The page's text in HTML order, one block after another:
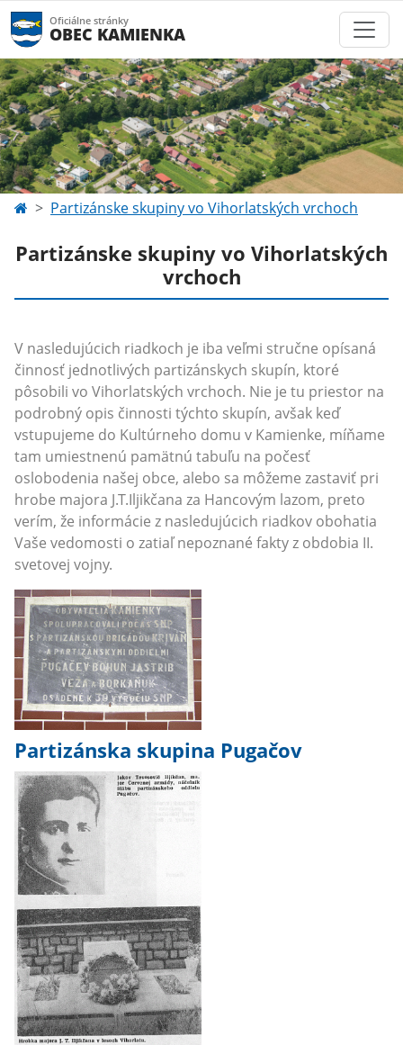
Oficiálne stránky
OBEC KAMIENKA
Partizánske skupiny vo Vihorlatských vrchoch
Partizánske skupiny vo Vihorlatských
vrchoch
V nasledujúcich riadkoch je iba veľmi stručne opísaná
činnosť jednotlivých partizánskych skupín, ktoré
pôsobili vo Vihorlatských vrchoch. Nie je tu priestor na
podrobný opis činnosti týchto skupín, avšak keď
vstupujeme do Kultúrneho domu v Kamienke, míňame
tam umiestnenú pamätnú tabuľu na počesť
oslobodenia našej obce, alebo sa môžeme zastaviť pri
hrobe majora J.T.Iljikčana za Hancovým lazom, preto
verím, že informácie z nasledujúcich riadkov obohatia
Vaše vedomosti o zatiaľ nepoznané fakty z obdobia II.
svetovej vojny.
Partizánska skupina Pugačov